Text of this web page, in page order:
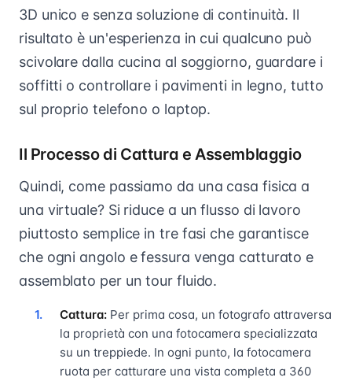
3D unico e senza soluzione di continuità. Il
risultato è un'esperienza in cui qualcuno può
scivolare dalla cucina al soggiorno, guardare i
soffitti o controllare i pavimenti in legno, tutto
sul proprio telefono o laptop.
Il Processo di Cattura e Assemblaggio
Quindi, come passiamo da una casa fisica a
una virtuale? Si riduce a un flusso di lavoro
piuttosto semplice in tre fasi che garantisce
che ogni angolo e fessura venga catturato e
assemblato per un tour fluido.
Cattura: Per prima cosa, un fotografo attraversa
la proprietà con una fotocamera specializzata
su un treppiede. In ogni punto, la fotocamera
ruota per catturare una vista completa a 360